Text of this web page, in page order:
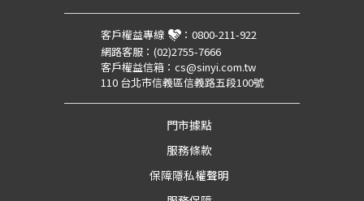
客戶權益專線 ： 0800-211-922
網路客服： (02)2755-7666
客戶權益信箱： cs@sinyi.com.tw
110 台北市信義區信義路五段100號
門市據點
服務條款
保障隱私權聲明